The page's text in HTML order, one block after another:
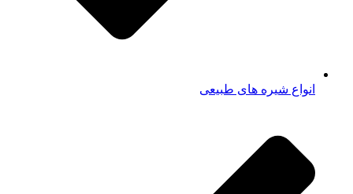
انواع شیره های طبیعی